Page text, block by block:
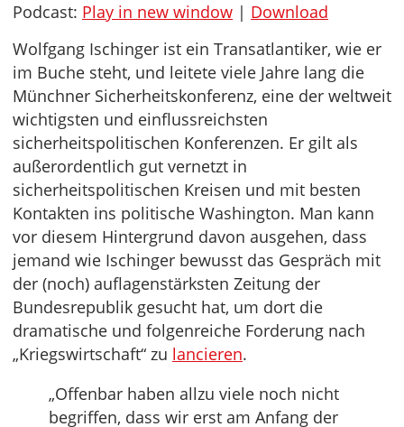
Podcast: Play in new window | Download
Wolfgang Ischinger ist ein Transatlantiker, wie er
im Buche steht, und leitete viele Jahre lang die
Münchner Sicherheitskonferenz, eine der weltweit
wichtigsten und einflussreichsten
sicherheitspolitischen Konferenzen. Er gilt als
außerordentlich gut vernetzt in
sicherheitspolitischen Kreisen und mit besten
Kontakten ins politische Washington. Man kann
vor diesem Hintergrund davon ausgehen, dass
jemand wie Ischinger bewusst das Gespräch mit
der (noch) auflagenstärksten Zeitung der
Bundesrepublik gesucht hat, um dort die
dramatische und folgenreiche Forderung nach
„Kriegswirtschaft“ zu lancieren.
„Offenbar haben allzu viele noch nicht
begriffen, dass wir erst am Anfang der